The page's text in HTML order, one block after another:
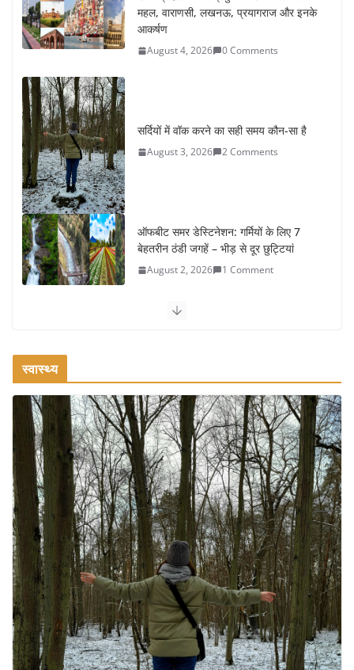
महल, वाराणसी, लखनऊ, प्रयागराज और इनके
आकर्षण
August 4, 2026 0 Comments
सर्दियों में वॉक करने का सही समय कौन-सा है
August 3, 2026 2 Comments
ऑफबीट समर डेस्टिनेशन: गर्मियों के लिए 7
बेहतरीन ठंडी जगहें – भीड़ से दूर छुट्टियां
August 2, 2026 1 Comment
कश्मीर यात्रा गाइड: प्राकृतिक सुंदरता और स्वादिष्ट भोजन का अनूठा संगम
वजन घटाने के लिए 8 बेहतरीन वॉकिंग एक्सरसाइज: 1 महीने में पाएं 3-4
किलो कम वजन
July 31, 2026 1 Comment
16 ज़रूरी कीबोर्ड शॉर्टकट्स जो आपकी
उत्पादकता को दोगुना कर देंगे
August 7, 2026 0 Comments
स्वास्थ्य